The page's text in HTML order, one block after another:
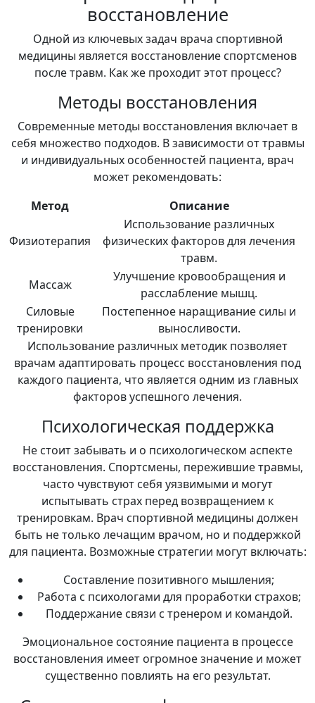
восстановление
Одной из ключевых задач врача спортивной
медицины является восстановление спортсменов
после травм. Как же проходит этот процесс?
Методы восстановления
Современные методы восстановления включает в
себя множество подходов. В зависимости от травмы
и индивидуальных особенностей пациента, врач
может рекомендовать:
Метод
Описание
Физиотерапия
Использование различных
физических факторов для лечения
травм.
Массаж
Улучшение кровообращения и
расслабление мышц.
Силовые
тренировки
Постепенное наращивание силы и
выносливости.
Использование различных методик позволяет
врачам адаптировать процесс восстановления под
каждого пациента, что является одним из главных
факторов успешного лечения.
Психологическая поддержка
Не стоит забывать и о психологическом аспекте
восстановления. Спортсмены, пережившие травмы,
часто чувствуют себя уязвимыми и могут
испытывать страх перед возвращением к
тренировкам. Врач спортивной медицины должен
быть не только лечащим врачом, но и поддержкой
для пациента. Возможные стратегии могут включать:
Составление позитивного мышления;
Работа с психологами для проработки страхов;
Поддержание связи с тренером и командой.
Эмоциональное состояние пациента в процессе
восстановления имеет огромное значение и может
существенно повлиять на его результат.